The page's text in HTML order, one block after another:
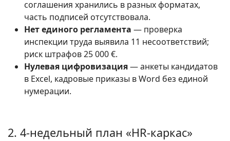
соглашения хранились в разных форматах,
часть подписей отсутствовала.
Нет единого регламента — проверка
инспекции труда выявила 11 несоответствий;
риск штрафов 25 000 €.
Нулевая цифровизация— анкеты кандидатов
в Excel, кадровые приказы в Word без единой
нумерации.
2. 4-недельный план «HR-каркас»